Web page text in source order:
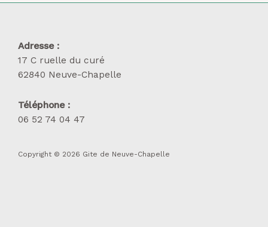
Adresse :
17 C ruelle du curé
62840 Neuve-Chapelle
Téléphone :
06 52 74 04 47
Copyright © 2026 Gite de Neuve-Chapelle